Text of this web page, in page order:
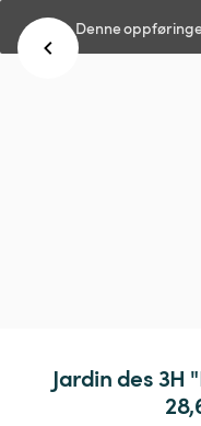
Denne
Jardindes3H